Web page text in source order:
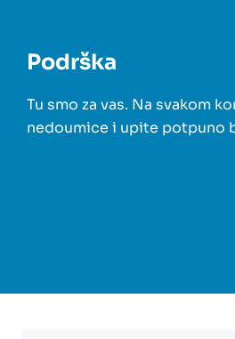
Cjenik
Podrška
Tu smo za vas. Na svakom
nedoumice i upite potpuno